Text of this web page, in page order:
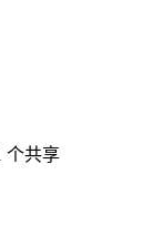
个共享